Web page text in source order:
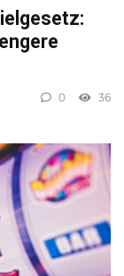
0 36